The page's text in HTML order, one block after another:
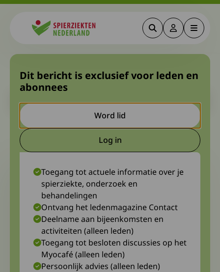
ZoekenDeze link
Menu
Laatste blog van Aad
meer actueel is.
4 augustus 2025 Aad Verbij
Dit bericht is exclusief voor leden en
abonnees
Word lid
Log inDeze link gaat naar een
Toegang tot actuele informatie over je
spierziekte, onderzoek en
behandelingen
Ontvang het ledenmagazine Contact
Deelname aan bijeenkomsten en
activiteiten (alleen leden)
Toegang tot besloten discussies op het
Myocafé (alleen leden)
Persoonlijk advies (alleen leden)